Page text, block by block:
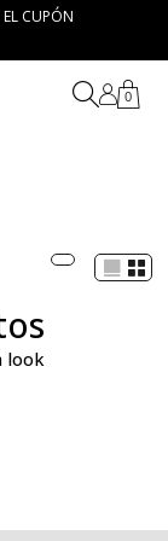
CUPÓN
0
look